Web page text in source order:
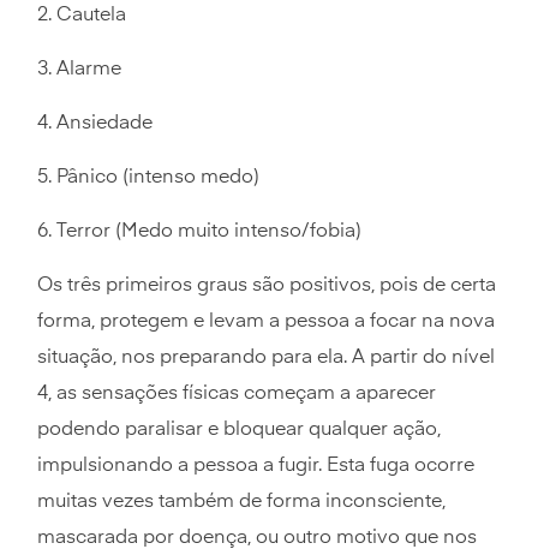
2. Cautela
3. Alarme
4. Ansiedade
5. Pânico (intenso medo)
6. Terror (Medo muito intenso/fobia)
Os três primeiros graus são positivos, pois de certa
forma, protegem e levam a pessoa a focar na nova
situação, nos preparando para ela. A partir do nível
4, as sensações físicas começam a aparecer
podendo paralisar e bloquear qualquer ação,
impulsionando a pessoa a fugir. Esta fuga ocorre
muitas vezes também de forma inconsciente,
mascarada por doença, ou outro motivo que nos